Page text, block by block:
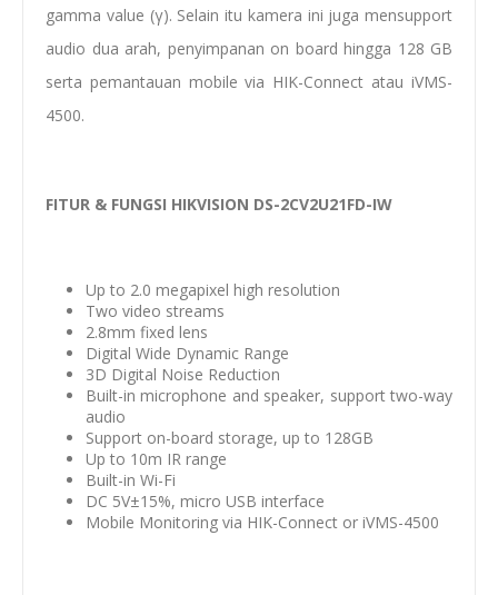
gamma value (γ). Selain itu kamera ini juga mensupport
audio dua arah, penyimpanan on board hingga 128 GB
serta pemantauan mobile via HIK-Connect atau iVMS-
4500.
FITUR & FUNGSI HIKVISION DS-2CV2U21FD-IW
Up to 2.0 megapixel high resolution
Two video streams
2.8mm fixed lens
Digital Wide Dynamic Range
3D Digital Noise Reduction
Built-in microphone and speaker, support two-way
audio
Support on-board storage, up to 128GB
Up to 10m IR range
Built-in Wi-Fi
DC 5V±15%, micro USB interface
Mobile Monitoring via HIK-Connect or iVMS-4500